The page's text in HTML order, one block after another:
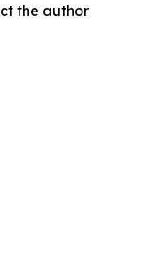
the author